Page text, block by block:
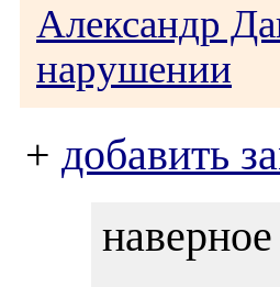
Александр
нарушении
+ добавить